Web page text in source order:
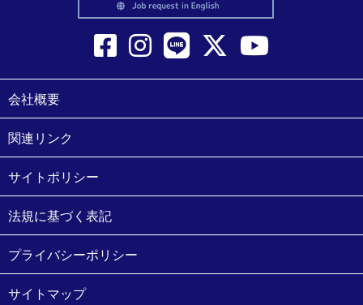
会社概要
関連リンク
サイトポリシー
法規に基づく表記
プライバシーポリシー
サイトマップ